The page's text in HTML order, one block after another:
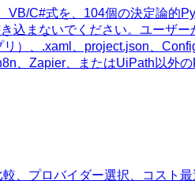
C#式を、104個の決定論的
まないでください。ユーザ
）、.xaml、project.json、
、Zapier、またはUiPath以外
、プロバイダー選択、コスト